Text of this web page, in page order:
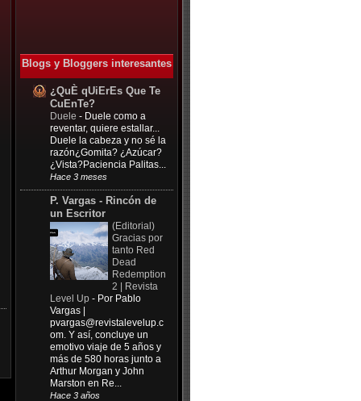
Blogs y Bloggers interesantes
¿QuÈ qUiErEs Que Te
CuEnTe?
Duele - Duele como a
reventar, quiere estallar...
Duele la cabeza y no sé la
razón¿Gomita? ¿Azúcar?
¿Vista?Paciencia Palitas...
Hace 3 meses
P. Vargas - Rincón de
un Escritor
(Editorial)
Gracias por
tanto Red
Dead
Redemption
2 | Revista
Level Up - Por Pablo
Vargas |
pvargas@revistalevelup.c
om. Y así, concluye un
emotivo viaje de 5 años y
más de 580 horas junto a
Arthur Morgan y John
Marston en Re...
Hace 3 años